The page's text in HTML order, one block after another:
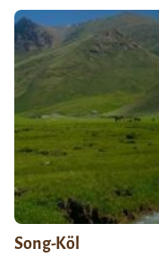
Song-Köl